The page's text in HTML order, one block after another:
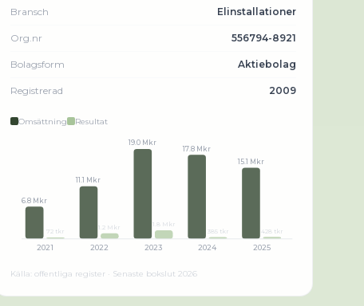
Bransch Elinstallationer
Org.nr 556794-8921
Bolagsform Aktiebolag
Registrerad 2009
Omsättning Resultat
6.8 Mkr
72 tkr
2021
11.1 Mkr
1.2 Mkr
2022
19.0 Mkr
1.8 Mkr
2023
17.8 Mkr
385 tkr
2024
15.1 Mkr
428 tkr
2025
Källa: offentliga register · Senaste bokslut 2026